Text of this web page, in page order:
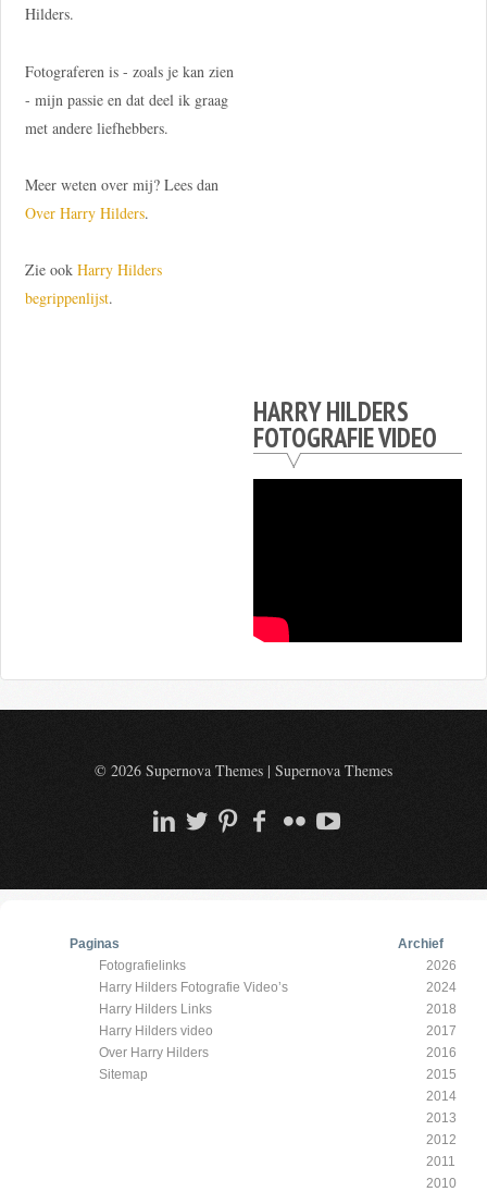
Hilders.
Fotograferen is - zoals je kan zien
- mijn passie en dat deel ik graag
met andere liefhebbers.
Meer weten over mij? Lees dan
Over Harry Hilders.
Zie ook Harry Hilders
begrippenlijst.
HARRY HILDERS
FOTOGRAFIE VIDEO
© 2026 Supernova Themes | Supernova Themes
Paginas
Fotografielinks
Harry Hilders Fotografie Video’s
Harry Hilders Links
Harry Hilders video
Over Harry Hilders
Sitemap
Archief
2026
2024
2018
2017
2016
2015
2014
2013
2012
2011
2010